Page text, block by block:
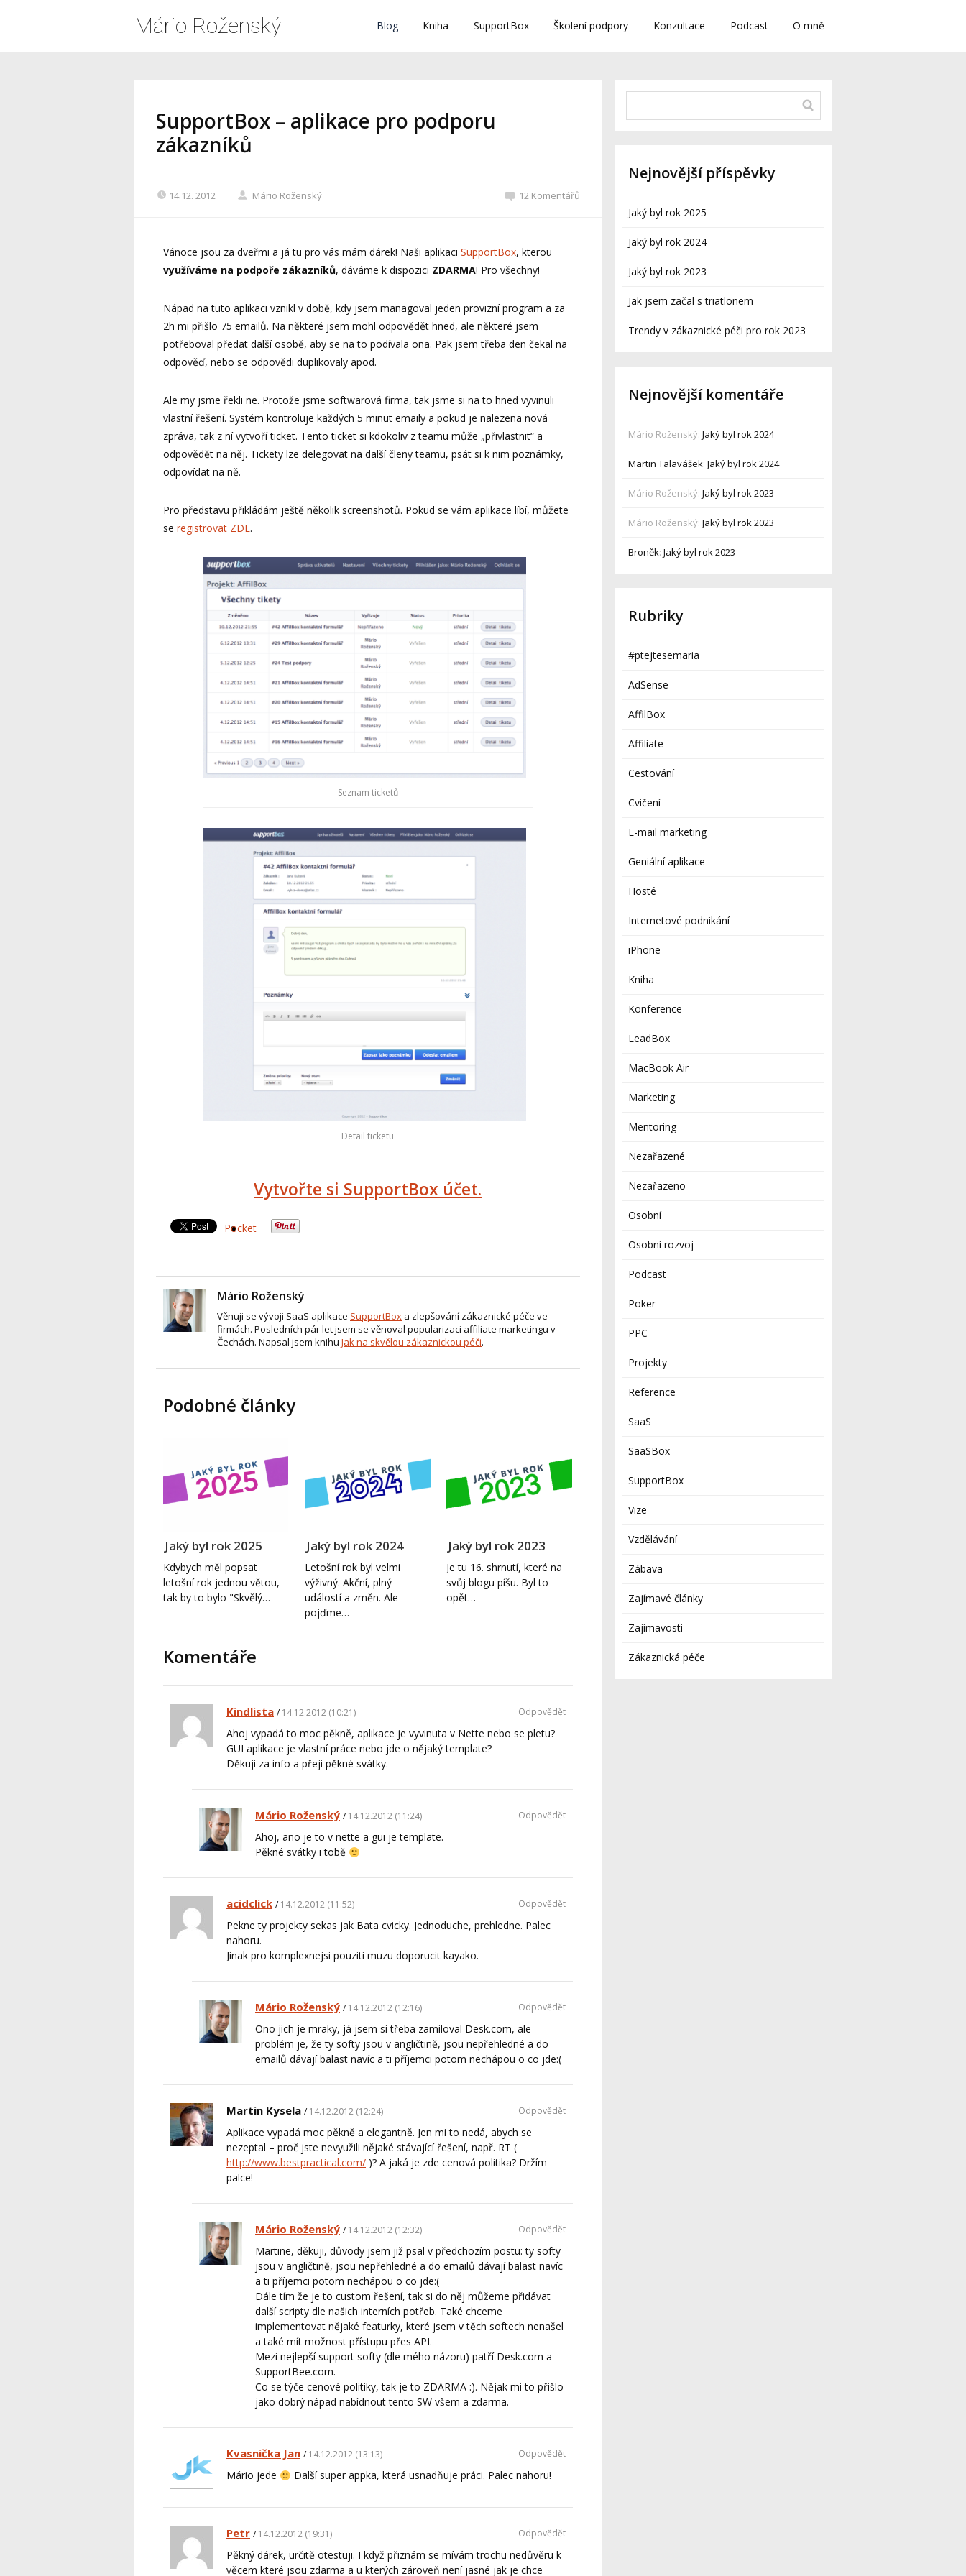
Mário Roženský Blog Kniha SupportBox Školení podpory Konzultace Podcast O mně
SupportBox – aplikace pro podporu
zákazníků
14.12. 2012 Mário Roženský 12 Komentářů
Vánoce jsou za dveřmi a já tu pro vás mám dárek! Naši aplikaci SupportBox, kterou
využíváme na podpoře zákazníků, dáváme k dispozici ZDARMA! Pro všechny!
Nápad na tuto aplikaci vznikl v době, kdy jsem managoval jeden provizní program a za
2h mi přišlo 75 emailů. Na některé jsem mohl odpovědět hned, ale některé jsem
potřeboval předat další osobě, aby se na to podívala ona. Pak jsem třeba den čekal na
odpověď, nebo se odpovědi duplikovaly apod.
Ale my jsme řekli ne. Protože jsme softwarová firma, tak jsme si na to hned vyvinuli
vlastní řešení. Systém kontroluje každých 5 minut emaily a pokud je nalezena nová
zpráva, tak z ní vytvoří ticket. Tento ticket si kdokoliv z teamu může „přivlastnit“ a
odpovědět na něj. Tickety lze delegovat na další členy teamu, psát si k nim poznámky,
odpovídat na ně.
Pro představu přikládám ještě několik screenshotů. Pokud se vám aplikace líbí, můžete
se registrovat ZDE.
Seznam ticketů
Detail ticketu
Vytvořte si SupportBox účet.
Pocket
Mário Roženský
Věnuji se vývoji SaaS aplikace SupportBox a zlepšování zákaznické péče ve
firmách. Posledních pár let jsem se věnoval popularizaci affiliate marketingu v
Čechách. Napsal jsem knihu Jak na skvělou zákaznickou péči.
Podobné články
Jaký byl rok 2025
Kdybych měl popsat
letošní rok jednou větou,
tak by to bylo "Skvělý…
Jaký byl rok 2024
Letošní rok byl velmi
výživný. Akční, plný
událostí a změn. Ale
pojďme…
Jaký byl rok 2023
Je tu 16. shrnutí, které na
svůj blogu píšu. Byl to
opět…
Komentáře
Kindlista 14.12.2012 (10:21)
Ahoj vypadá to moc pěkně, aplikace je vyvinuta v Nette nebo se pletu?
GUI aplikace je vlastní práce nebo jde o nějaký template?
Děkuji za info a přeji pěkné svátky.
Odpovědět
Mário Roženský 14.12.2012 (11:24)
Ahoj, ano je to v nette a gui je template.
Pěkné svátky i tobě
Odpovědět
acidclick 14.12.2012 (11:52)
Pekne ty projekty sekas jak Bata cvicky. Jednoduche, prehledne. Palec
nahoru.
Jinak pro komplexnejsi pouziti muzu doporucit kayako.
Odpovědět
Mário Roženský 14.12.2012 (12:16)
Ono jich je mraky, já jsem si třeba zamiloval Desk.com, ale
problém je, že ty softy jsou v angličtině, jsou nepřehledné a do
emailů dávají balast navíc a ti příjemci potom nechápou o co jde:(
Odpovědět
Martin Kysela 14.12.2012 (12:24)
Aplikace vypadá moc pěkně a elegantně. Jen mi to nedá, abych se
nezeptal – proč jste nevyužili nějaké stávající řešení, např. RT (
http://www.bestpractical.com/ )? A jaká je zde cenová politika? Držím
palce!
Odpovědět
Mário Roženský 14.12.2012 (12:32)
Martine, děkuji, důvody jsem již psal v předchozím postu: ty softy
jsou v angličtině, jsou nepřehledné a do emailů dávají balast navíc
a ti příjemci potom nechápou o co jde:(
Dále tím že je to custom řešení, tak si do něj můžeme přidávat
další scripty dle našich interních potřeb. Také chceme
implementovat nějaké featurky, které jsem v těch softech nenašel
a také mít možnost přístupu přes API.
Mezi nejlepší support softy (dle mého názoru) patří Desk.com a
SupportBee.com.
Co se týče cenové politiky, tak je to ZDARMA :). Nějak mi to přišlo
jako dobrý nápad nabídnout tento SW všem a zdarma.
Odpovědět
Kvasnička Jan 14.12.2012 (13:13)
Mário jede Další super appka, která usnadňuje práci. Palec nahoru!
Odpovědět
Petr 14.12.2012 (19:31)
Pěkný dárek, určitě otestuji. I když přiznám se mívám trochu nedůvěru k
věcem které jsou zdarma a u kterých zároveň není jasné jak je chce
Odpovědět
Nejnovější příspěvky
Jaký byl rok 2025
Jaký byl rok 2024
Jaký byl rok 2023
Jak jsem začal s triatlonem
Trendy v zákaznické péči pro rok 2023
Nejnovější komentáře
Mário Roženský:Jaký byl rok 2024
Martin Talavášek:Jaký byl rok 2024
Mário Roženský:Jaký byl rok 2023
Mário Roženský:Jaký byl rok 2023
Broněk:Jaký byl rok 2023
Rubriky
#ptejtesemaria
AdSense
AffilBox
Affiliate
Cestování
Cvičení
E-mail marketing
Geniální aplikace
Hosté
Internetové podnikání
iPhone
Kniha
Konference
LeadBox
MacBook Air
Marketing
Mentoring
Nezařazené
Nezařazeno
Osobní
Osobní rozvoj
Podcast
Poker
PPC
Projekty
Reference
SaaS
SaaSBox
SupportBox
Vize
Vzdělávání
Zábava
Zajímavé články
Zajímavosti
Zákaznická péče